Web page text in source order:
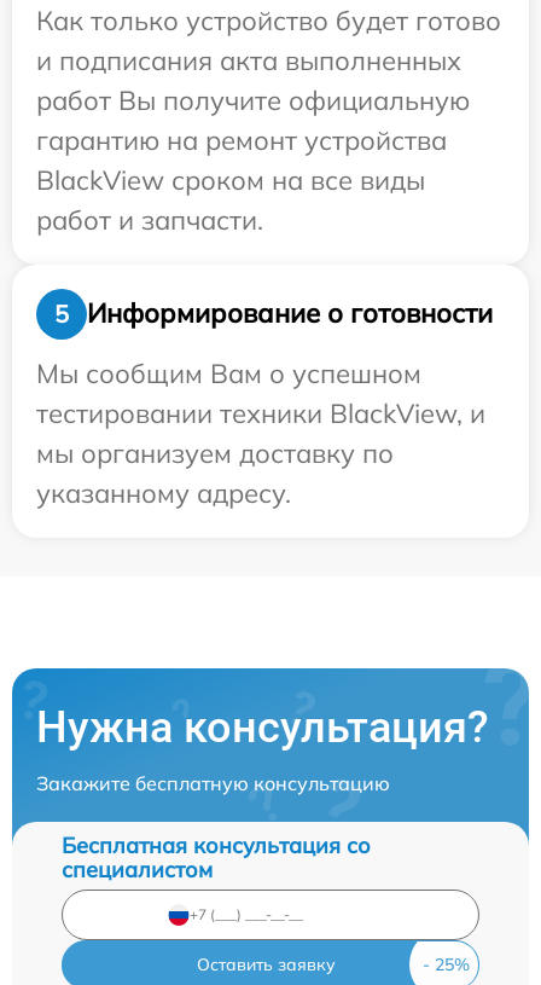
Как только устройство будет готово
и подписания акта выполненных
работ Вы получите официальную
гарантию на ремонт устройства
BlackView сроком на все виды
работ и запчасти.
5
Информирование о готовности
Мы сообщим Вам о успешном
тестировании техники BlackView, и
мы организуем доставку по
указанному адресу.
Нужна консультация?
Закажите бесплатную консультацию
Бесплатная консультация со
специалистом
Оставить заявку